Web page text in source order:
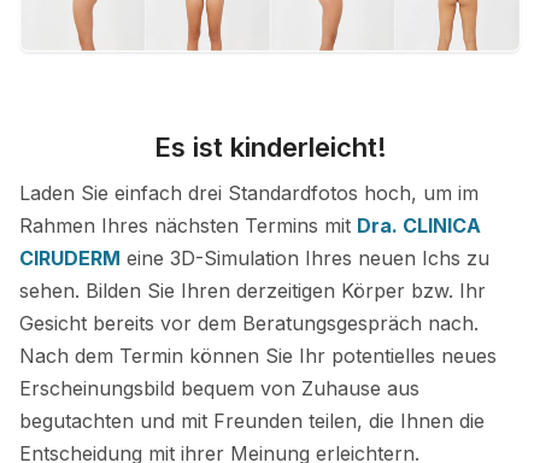
Es ist kinderleicht!
Laden Sie einfach drei Standardfotos hoch, um im
Rahmen Ihres nächsten Termins mit Dra. CLINICA
CIRUDERM eine 3D-Simulation Ihres neuen Ichs zu
sehen. Bilden Sie Ihren derzeitigen Körper bzw. Ihr
Gesicht bereits vor dem Beratungsgespräch nach.
Nach dem Termin können Sie Ihr potentielles neues
Erscheinungsbild bequem von Zuhause aus
begutachten und mit Freunden teilen, die Ihnen die
Entscheidung mit ihrer Meinung erleichtern.